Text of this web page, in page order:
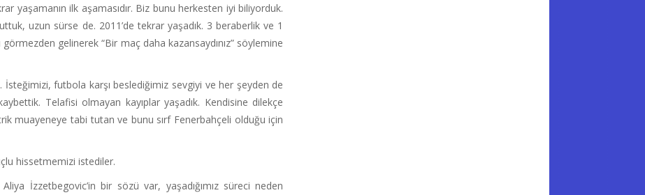
yaşamanın ilk aşamasıdır. Biz bunu herkesten iyi biliyorduk.
uzun sürse de. 2011’de tekrar yaşadık. 3 beraberlik ve 1
gelinerek “Bir maç daha kazansaydınız” söylemine
İsteğimizi, futbola karşı beslediğimiz sevgiyi ve her şeyden de
Telafisi olmayan kayıplar yaşadık. Kendisine dilekçe
muayeneye tabi tutan ve bunu sırf Fenerbahçeli olduğu için
hissetmemizi istediler.
İzzetbegovic’in bir sözü var, yaşadığımız süreci neden